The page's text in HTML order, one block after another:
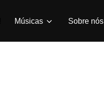
Músicas Sobre nós